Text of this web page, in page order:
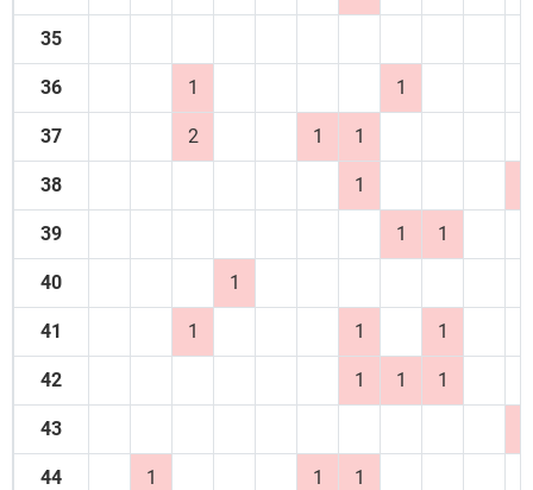
35
36 1 1
37 2 1 1
38 1
39 1 1
40 1
41 1 1 1
42 1 1 1
43
44 1 1 1